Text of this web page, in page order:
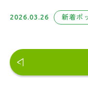
2026.03.26 新着ポ